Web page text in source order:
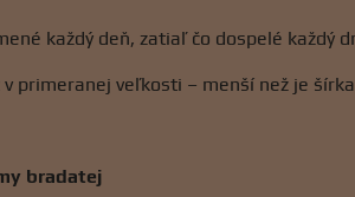
každý deň, zatiaľ čo dospelé každý
v primeranej veľkosti – menší než je
bradatej